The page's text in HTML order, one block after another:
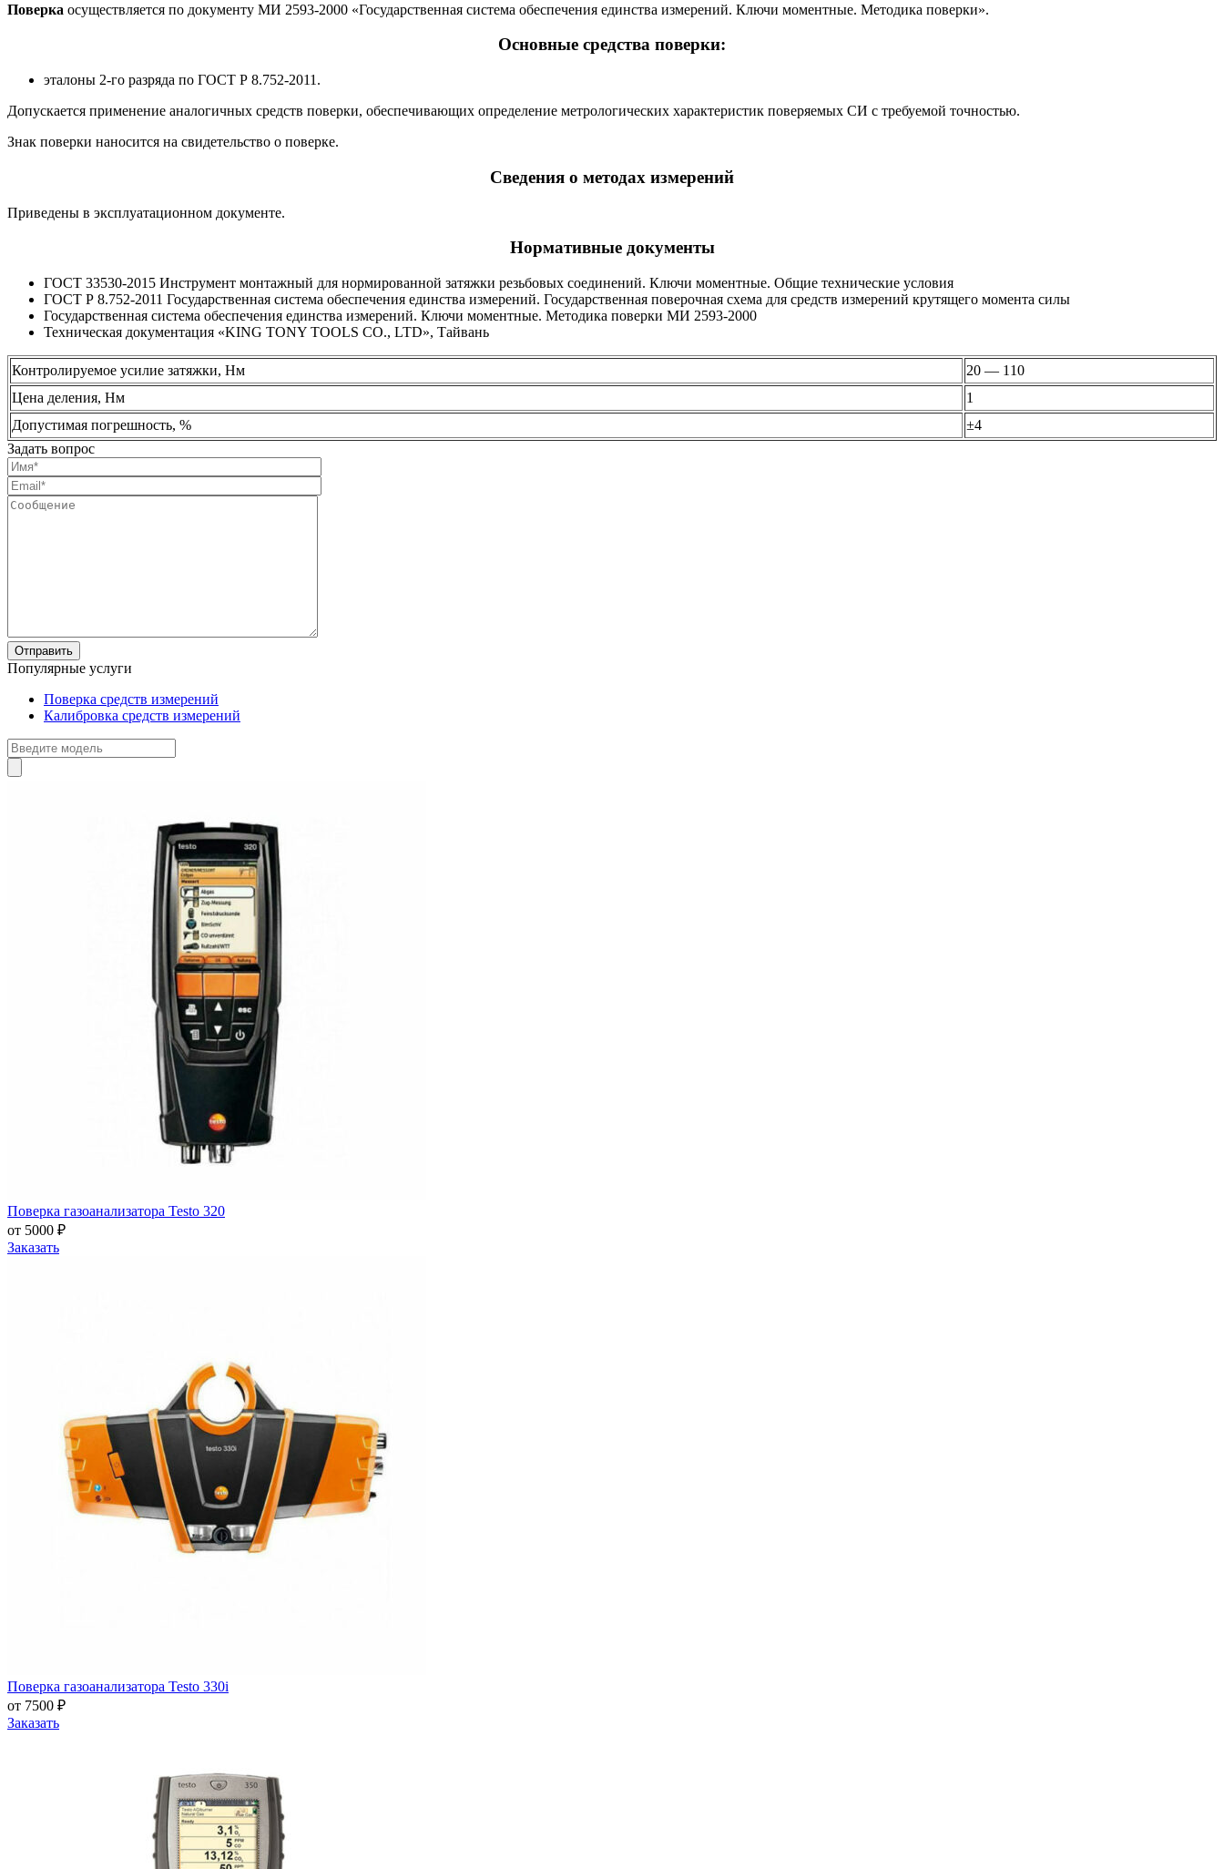
Поверка осуществляется по документу МИ 2593-2000 «Государственная система обеспечения единства измерений. Ключи моментные. Методика поверки».
Основные средства поверки:
эталоны 2-го разряда по ГОСТ Р 8.752-2011.
Допускается применение аналогичных средств поверки, обеспечивающих определение метрологических характеристик поверяемых СИ с требуемой точностью.
Знак поверки наносится на свидетельство о поверке.
Сведения о методах измерений
Приведены в эксплуатационном документе.
Нормативные документы
ГОСТ 33530-2015 Инструмент монтажный для нормированной затяжки резьбовых соединений. Ключи моментные. Общие технические условия
ГОСТ Р 8.752-2011 Государственная система обеспечения единства измерений. Государственная поверочная схема для средств измерений крутящего момента силы
Государственная система обеспечения единства измерений. Ключи моментные. Методика поверки МИ 2593-2000
Техническая документация «KING TONY TOOLS CO., LTD», Тайвань
Контролируемое усилие затяжки, Нм
20 — 110
Цена деления, Нм
1
Допустимая погрешность, %
±4
Задать вопрос
Популярные услуги
Поверка средств измерений
Калибровка средств измерений
Поверка газоанализатора Testo 320
от 5000 ₽
Заказать
Поверка газоанализатора Testo 330i
от 7500 ₽
Заказать